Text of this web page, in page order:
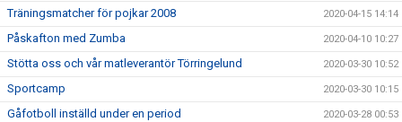
Träningsmatcher för pojkar 2008 2020-04-15 14:14
Påskafton med Zumba 2020-04-10 10:27
Stötta oss och vår matleverantör Törringelund 2020-03-30 10:52
Sportcamp 2020-03-30 10:15
Gåfotboll inställd under en period 2020-03-28 00:53